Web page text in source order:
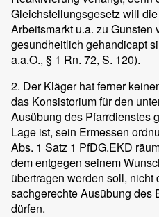
Gleichstellungsgesetz will
Arbeitsmarkt u.a. zu
gesundheitlich gehandicapt
a.a.O., § 1 Rn. 72, S. 120).
2. Der Kläger hat ferner
das Konsistorium für den
Ausübung des Pfarrdienstes
Lage ist, sein Ermessen
Abs. 1 Satz 1 PfDG.EKD
dem entgegen seinem
übertragen werden soll, nicht
sachgerechte Ausübung des
dürfen.